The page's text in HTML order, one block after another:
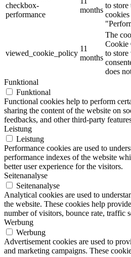
checkbox-
performance
months
to store
viewed_cookie_policy
11
months
The
Cookie
to store
does
Funktional
Funktional
Functional cookies help to perform
sharing the content of the website on
feedbacks, and other third-party
Leistung
Leistung
Performance cookies are used to
performance indexes of the website
better user experience for the visitors.
Seitenanalyse
Seitenanalyse
Analytical cookies are used to
the website. These cookies help
number of visitors, bounce rate, traffic
Werbung
Werbung
Advertisement cookies are used to
and marketing campaigns. These